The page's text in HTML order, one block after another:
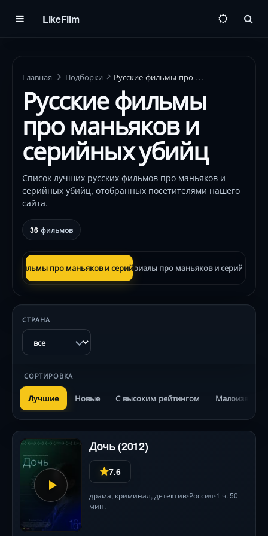
LikeFilm
Главная Подборки Русские фильмы про маньяков и серийных убийц
Русские фильмы
про маньяков и
серийных убийц
Список лучших русских фильмов про маньяков и
серийных убийц, отобранных посетителями нашего
сайта.
36 фильмов
фильмы про маньяков и серийных убийц
Русские сериалы про маньяков и серийных
СТРАНА
СОРТИРОВКА
Лучшие Новые С высоким рейтингом
Дочь (2012)
7.6
драма, криминал, детектив•Россия•1 ч. 50
мин.